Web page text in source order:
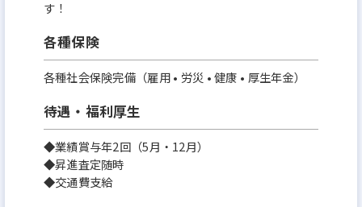
す！
各種保険
各種社会保険完備（雇用 • 労災 • 健康 • 厚生年金）
待遇・福利厚生
◆業績賞与年2回（5月・12月）
◆昇進査定随時
◆交通費支給